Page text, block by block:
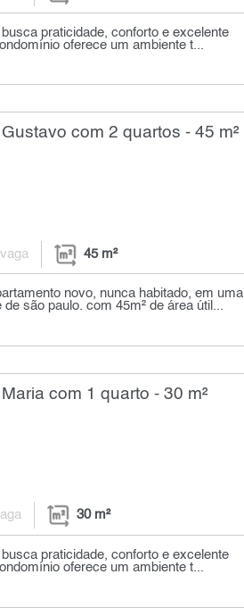
praticidade, conforto e excelente
oferece um ambiente t...
com 2 quartos - 45 m²
45 m²
novo, nunca habitado, em uma
são paulo. com 45m² de área útil...
com 1 quarto - 30 m²
30 m²
praticidade, conforto e excelente
oferece um ambiente t...